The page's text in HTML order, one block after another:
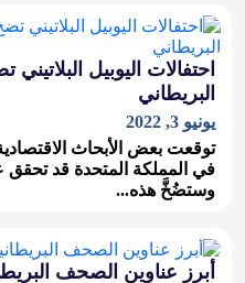
البريطاني
يونيو 3, 2022
توقعت بعض الأبحاث الاقتصادية
وستضُخَّ هذه...